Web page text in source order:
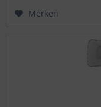
Merken